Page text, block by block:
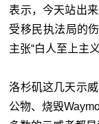
表示，今天站出
受移民执法局的
主张“白人至上主
洛杉矶这几天示
公物、烧毁